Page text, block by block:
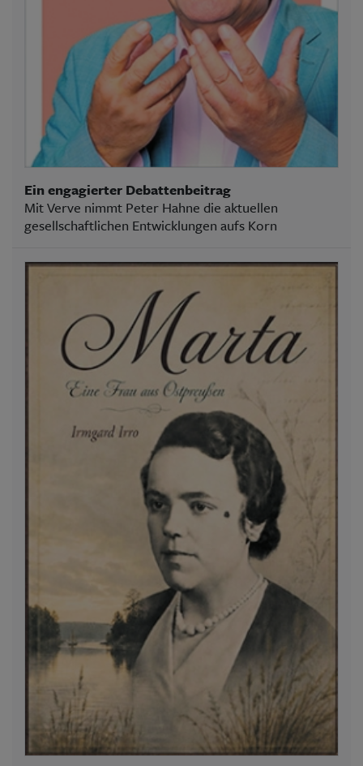
Ein engagierter Debattenbeitrag
Mit Verve nimmt Peter Hahne die aktuellen
gesellschaftlichen Entwicklungen aufs Korn